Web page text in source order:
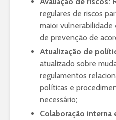
regulares de riscos
maior vulnerabilidade
de prevenção de
Atualização de
atualizado sobre
regulamentos
políticas e
necessário;
Colaboração interna